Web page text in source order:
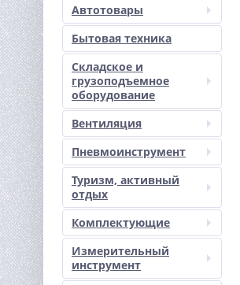
Автотовары
Бытовая техника
Складское и
грузоподъемное
оборудование
Вентиляция
Пневмоинструмент
Туризм, активный
отдых
Комплектующие
Измерительный
инструмент